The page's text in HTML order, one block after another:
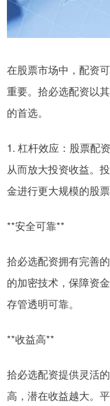
在股票市场中，配资
重要。拾必选配资以
的首选。
1. 杠杆效应：股票配
从而放大投资收益。
金进行更大规模的股票
**安全可靠**
拾必选配资拥有完善
的加密技术，保障资
存管透明可靠。
**收益高**
拾必选配资提供灵活
高，潜在收益越大。